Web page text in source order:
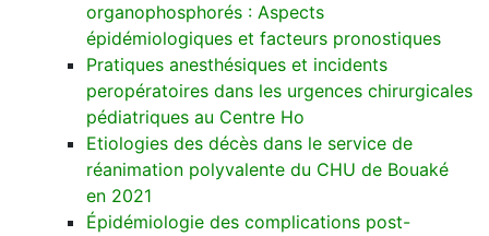
organophosphorés : Aspects
épidémiologiques et facteurs pronostiques
Pratiques anesthésiques et incidents
peropératoires dans les urgences chirurgicales
pédiatriques au Centre Ho
Etiologies des décès dans le service de
réanimation polyvalente du CHU de Bouaké
en 2021
Épidémiologie des complications post-